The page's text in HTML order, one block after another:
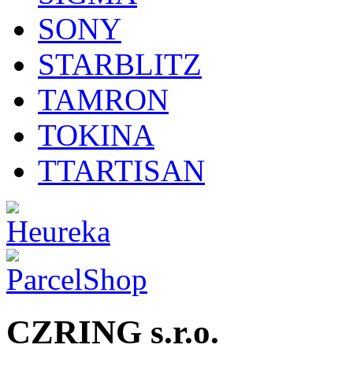
SONY
STARBLITZ
TAMRON
TOKINA
TTARTISAN
CZRING s.r.o.